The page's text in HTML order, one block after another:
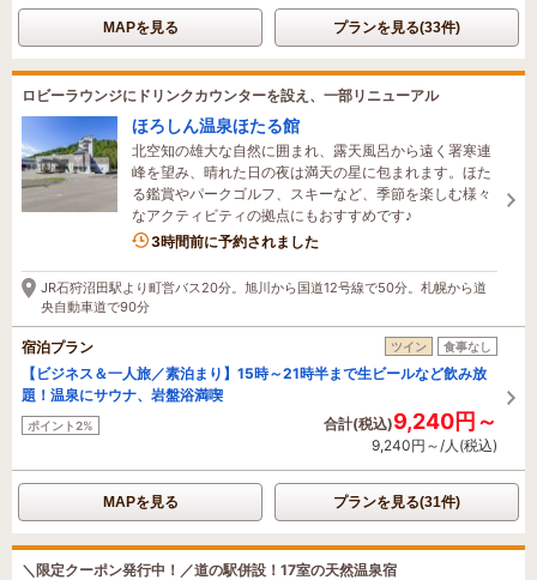
MAPを見る プランを見る(33件)
ロビーラウンジにドリンクカウンターを設え、一部リニューアル
ほろしん温泉ほたる館
北空知の雄大な自然に囲まれ、露天風呂から遠く署寒連
峰を望み、晴れた日の夜は満天の星に包まれます。ほた
る鑑賞やパークゴルフ、スキーなど、季節を楽しむ様々
なアクティビティの拠点にもおすすめです♪
3時間前に予約されました
JR石狩沼田駅より町営バス20分。旭川から国道12号線で50分。札幌から道
央自動車道で90分
宿泊プラン ツイン 食事なし
【ビジネス＆一人旅／素泊まり】15時～21時半まで生ビールなど飲み放
題！温泉にサウナ、岩盤浴満喫
ポイント2% 合計(税込)9,240円～
9,240円～/人(税込)
MAPを見る プランを見る(31件)
＼限定クーポン発行中！／道の駅併設！17室の天然温泉宿